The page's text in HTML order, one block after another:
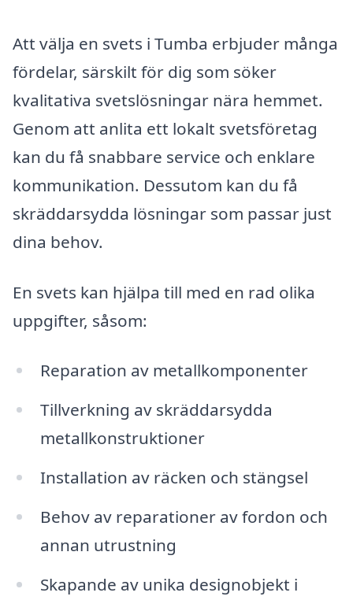
Att välja en svets i Tumba erbjuder många
fördelar, särskilt för dig som söker
kvalitativa svetslösningar nära hemmet.
Genom att anlita ett lokalt svetsföretag
kan du få snabbare service och enklare
kommunikation. Dessutom kan du få
skräddarsydda lösningar som passar just
dina behov.
En svets kan hjälpa till med en rad olika
uppgifter, såsom:
Reparation av metallkomponenter
Tillverkning av skräddarsydda
metallkonstruktioner
Installation av räcken och stängsel
Behov av reparationer av fordon och
annan utrustning
Skapande av unika designobjekt i